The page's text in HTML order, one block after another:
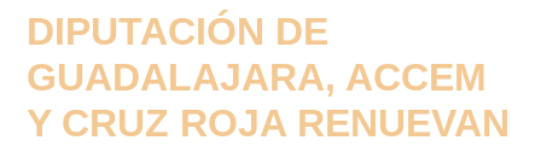
DIPUTACIÓN DE
GUADALAJARA, ACCEM
Y CRUZ ROJA RENUEVAN